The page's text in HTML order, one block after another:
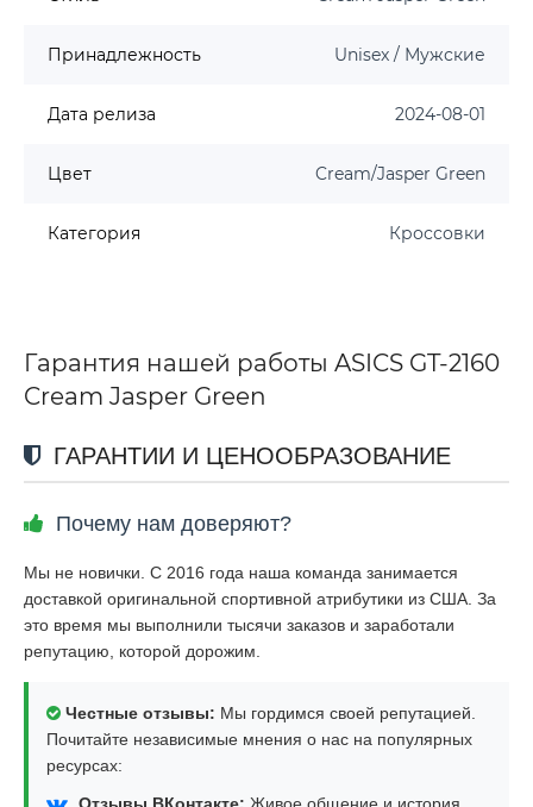
Принадлежность Unisex / Мужские
Дата релиза 2024-08-01
Цвет Cream/Jasper Green
Категория Кроссовки
Гарантия нашей работы ASICS GT-2160
Cream Jasper Green
ГАРАНТИИ И ЦЕНООБРАЗОВАНИЕ
Почему нам доверяют?
Мы не новички. С 2016 года наша команда занимается
доставкой оригинальной спортивной атрибутики из США. За
это время мы выполнили тысячи заказов и заработали
репутацию, которой дорожим.
Честные отзывы: Мы гордимся своей репутацией.
Почитайте независимые мнения о нас на популярных
ресурсах: